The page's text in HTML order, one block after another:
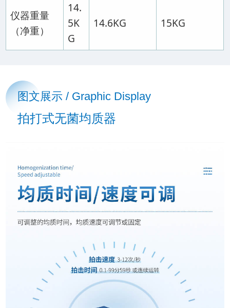
仪器重量
（净重）
14.
5K
G
14.6KG 15KG
图文展示 / Graphic Display
拍打式无菌均质器